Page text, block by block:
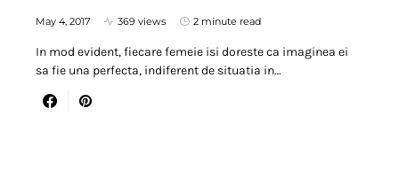
May 4, 2017 369 views 2 minute read
In mod evident, fiecare femeie isi doreste ca imaginea ei
sa fie una perfecta, indiferent de situatia in…